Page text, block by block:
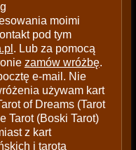
moimi
pod tym
. Lub za pomocą
zamów wróżbę.
e-mail. Nie
używam kart
of Dreams (Tarot
Tarot (Boski Tarot)
z kart
i tarota